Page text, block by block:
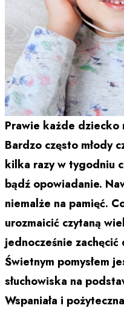
Prawie każde dziecko
Bardzo często młody
kilka razy w tygodniu
bądź opowiadanie.
niemalże na pamięć.
urozmaicić czytaną
jednocześnie
Świetnym pomysłem
słuchowiska na
Wspaniała i